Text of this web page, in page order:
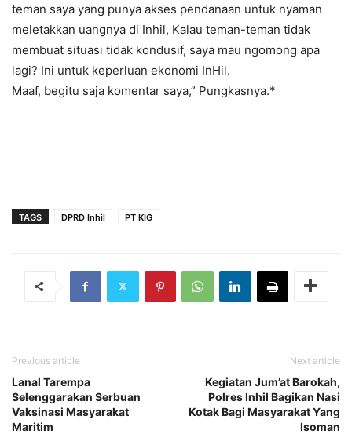
teman saya yang punya akses pendanaan untuk nyaman
meletakkan uangnya di Inhil, Kalau teman-teman tidak
membuat situasi tidak kondusif, saya mau ngomong apa
lagi? Ini untuk keperluan ekonomi InHil.
Maaf, begitu saja komentar saya,” Pungkasnya.*
TAGS DPRD Inhil PT KIG
Previous article
Lanal Tarempa
Selenggarakan Serbuan
Vaksinasi Masyarakat
Maritim
Next article
Kegiatan Jum’at Barokah,
Polres Inhil Bagikan Nasi
Kotak Bagi Masyarakat Yang
Isoman